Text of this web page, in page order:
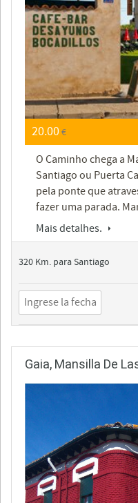
20.00€
O Caminho chega a
Santiago ou Puerta
pela ponte que
fazer uma parada.
Mais detalhes.
320 Km. para Santiago
Gaia, Mansilla De